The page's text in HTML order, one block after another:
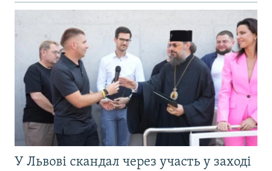
У Львові скандал через участь у заході